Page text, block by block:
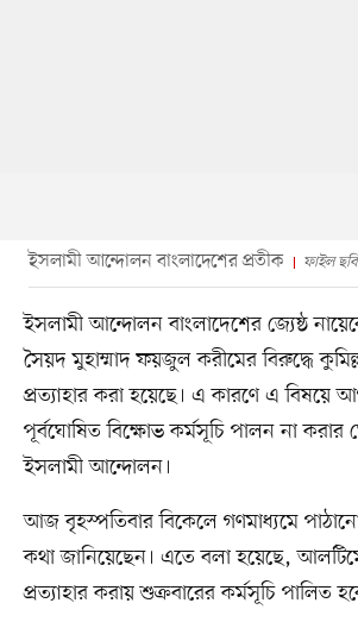
ইসলামী আন্দোলন বাংলাদেশের প্রতীক ফাইল ছবি
ইসলামী আন্দোলন বাংলাদেশের জ্যেষ্ঠ
সৈয়দ মুহাম্মাদ ফয়জুল করীমের বিরুদ্ধে
প্রত্যাহার করা হয়েছে। এ কারণে এ বিষয়ে
পূর্বঘোষিত বিক্ষোভ কর্মসূচি পালন না করার
ইসলামী আন্দোলন।
আজ বৃহস্পতিবার বিকেলে গণমাধ্যমে
কথা জানিয়েছেন। এতে বলা হয়েছে,
প্রত্যাহার করায় শুক্রবারের কর্মসূচি পালিত